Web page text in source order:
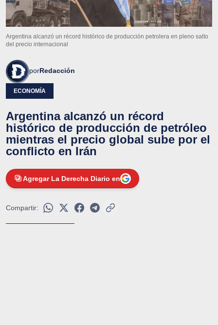
Argentina alcanzó un récord histórico de producción petrolera en pleno salto
del precio internacional
porRedacción
ECONOMÍA
Argentina alcanzó un récord
histórico de producción de petróleo
mientras el precio global sube por el
conflicto en Irán
Agregar La Derecha Diario en
Compartir: